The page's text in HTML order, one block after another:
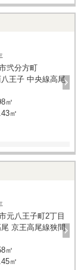
弐分方町
八王子 中央線高尾
㎡
㎡
元八王子町2丁目
尾 京王高尾線狭間
㎡
㎡